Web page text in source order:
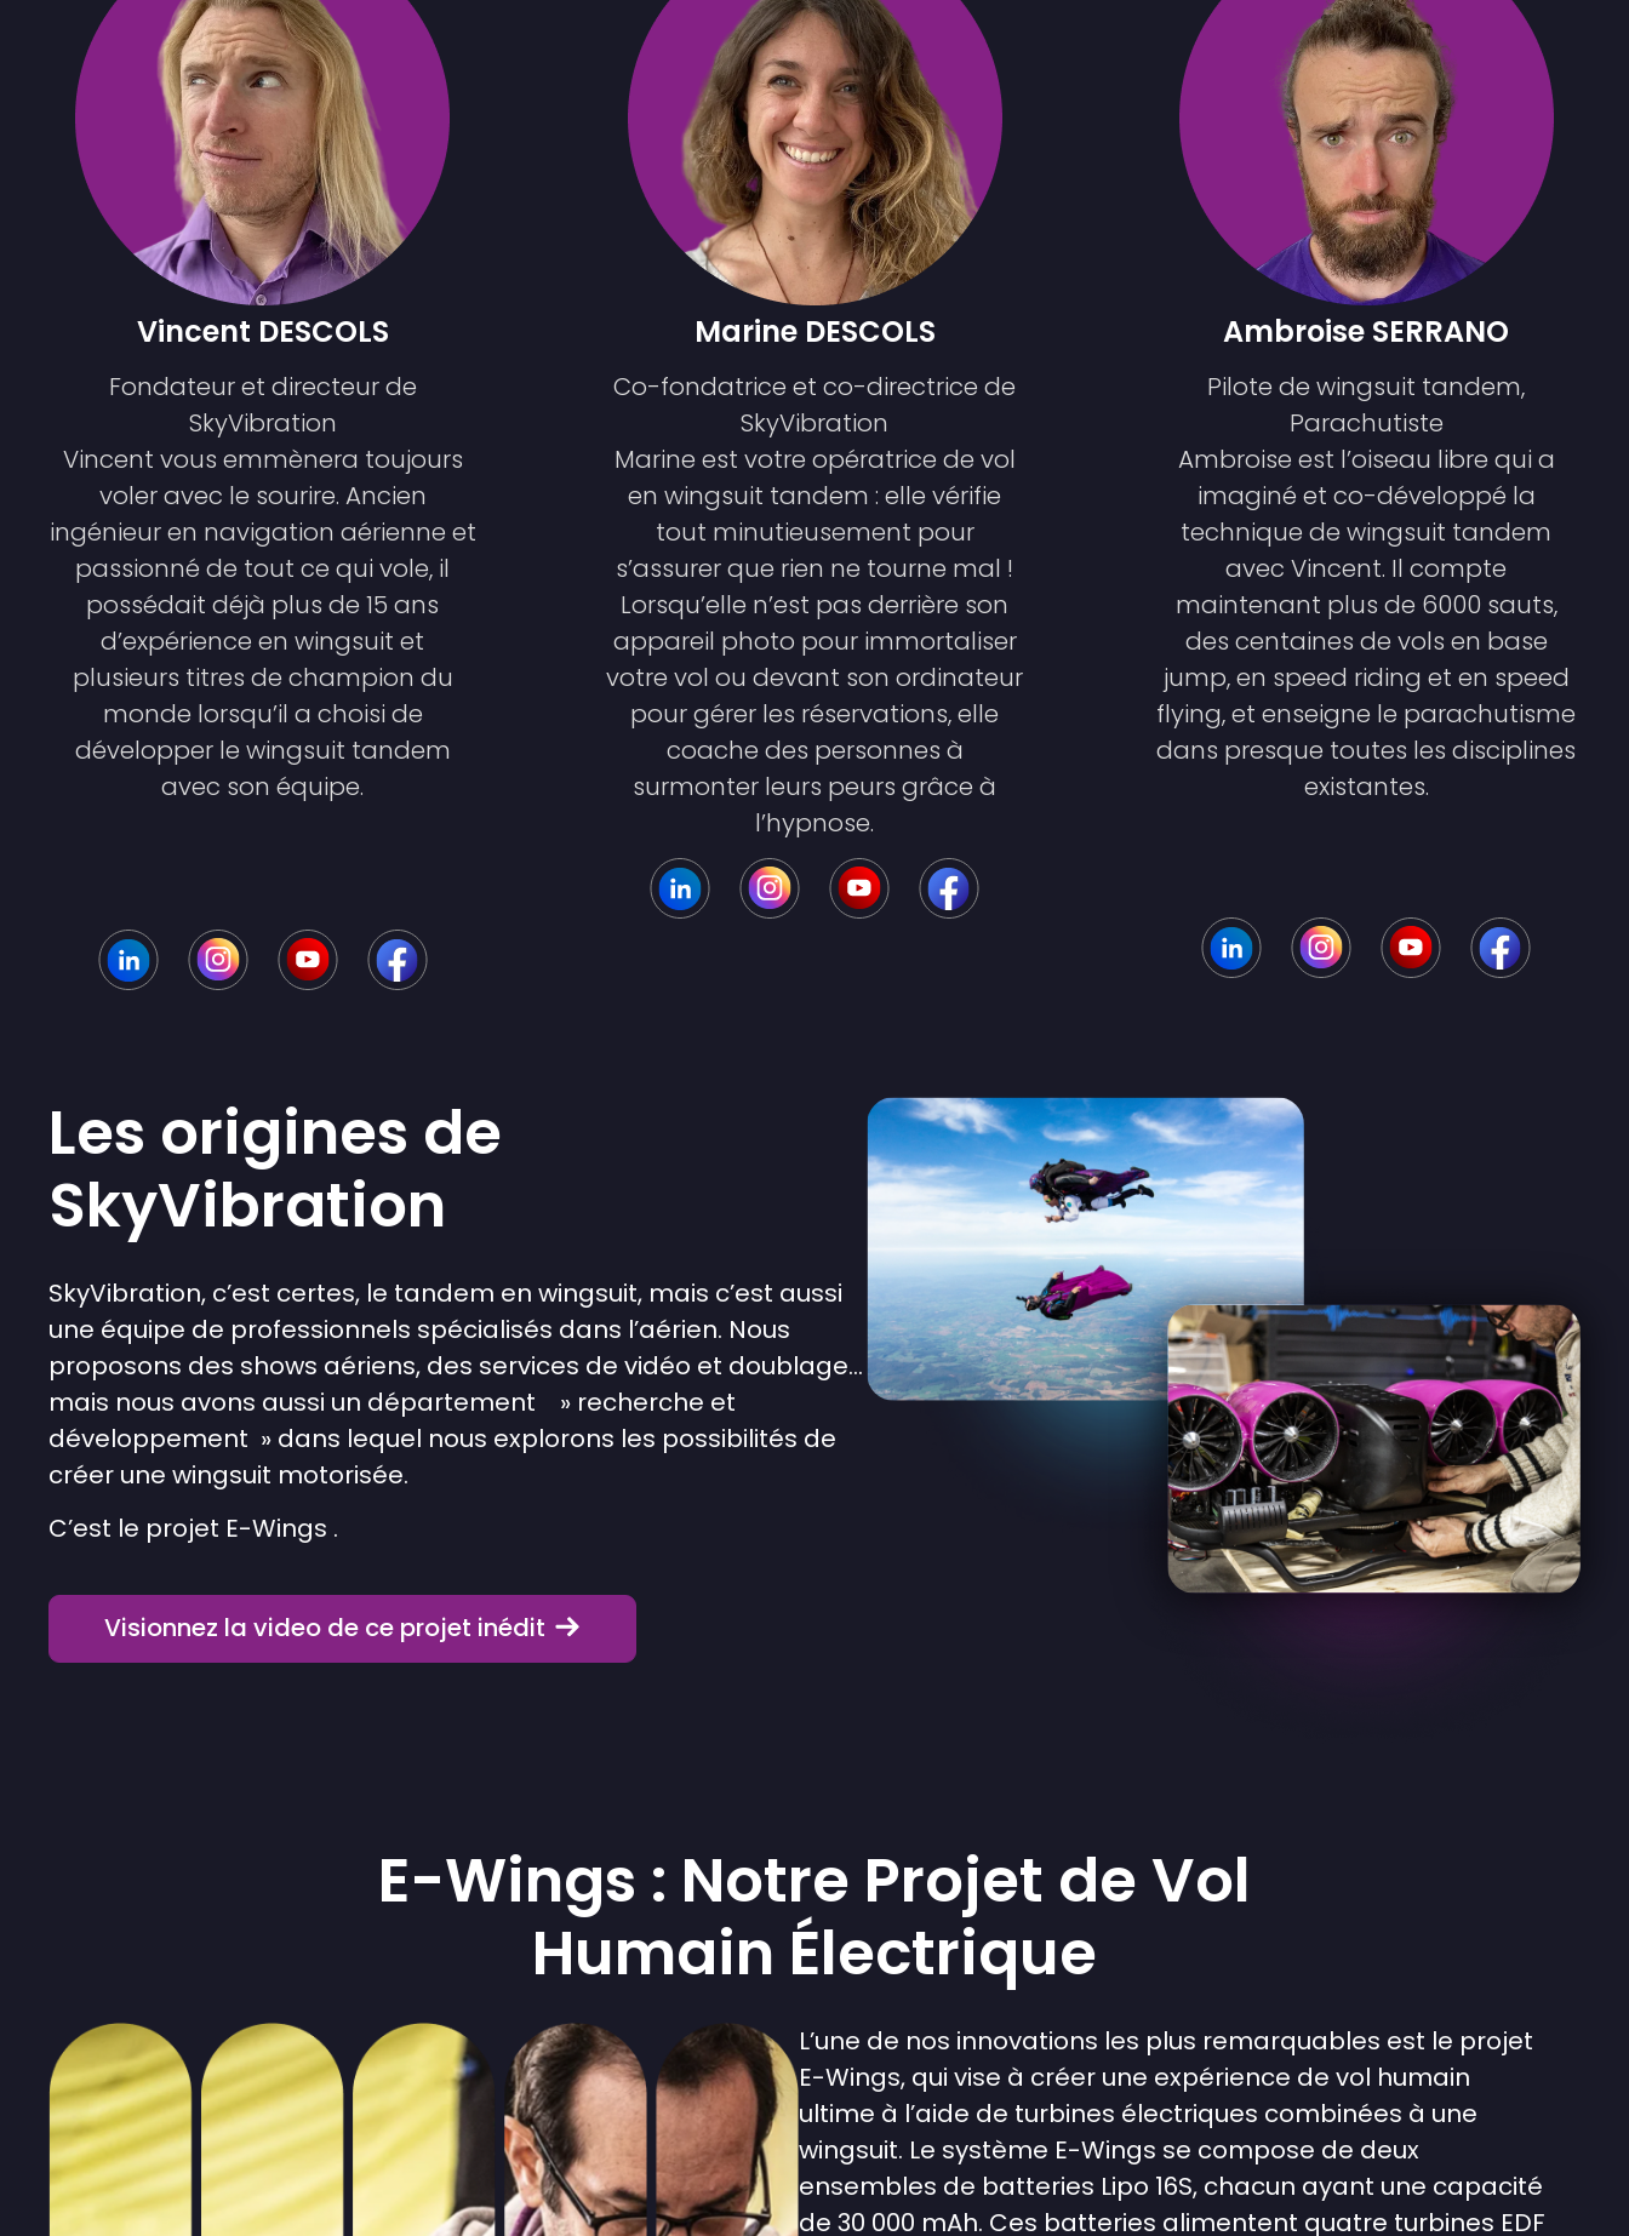
Vincent DESCOLS
Fondateur et directeur de
SkyVibration
Vincent vous emmènera toujours
voler avec le sourire. Ancien
ingénieur en navigation aérienne et
passionné de tout ce qui vole, il
possédait déjà plus de 15 ans
d’expérience en wingsuit et
plusieurs titres de champion du
monde lorsqu’il a choisi de
développer le wingsuit tandem
avec son équipe.
Marine DESCOLS
Co-fondatrice et co-directrice de
SkyVibration
Marine est votre opératrice de vol
en wingsuit tandem : elle vérifie
tout minutieusement pour
s’assurer que rien ne tourne mal !
Lorsqu’elle n’est pas derrière son
appareil photo pour immortaliser
votre vol ou devant son ordinateur
pour gérer les réservations, elle
coache des personnes à
surmonter leurs peurs grâce à
l’hypnose.
Ambroise SERRANO
Pilote de wingsuit tandem,
Parachutiste
Ambroise est l’oiseau libre qui a
imaginé et co-développé la
technique de wingsuit tandem
avec Vincent. Il compte
maintenant plus de 6000 sauts,
des centaines de vols en base
jump, en speed riding et en speed
flying, et enseigne le parachutisme
dans presque toutes les disciplines
existantes.
Les origines de
SkyVibration
SkyVibration, c’est certes, le tandem en wingsuit, mais c’est aussi
une équipe de professionnels spécialisés dans l’aérien. Nous
proposons des shows aériens, des services de vidéo et doublage…
mais nous avons aussi un département » recherche et
développement » dans lequel nous explorons les possibilités de
créer une wingsuit motorisée.
C’est le projet E-Wings .
Visionnez la video de ce projet inédit
E-Wings : Notre Projet de Vol
Humain Électrique
L’une de nos innovations les plus remarquables est le projet
E-Wings, qui vise à créer une expérience de vol humain
ultime à l’aide de turbines électriques combinées à une
wingsuit. Le système E-Wings se compose de deux
ensembles de batteries Lipo 16S, chacun ayant une capacité
de 30 000 mAh. Ces batteries alimentent quatre turbines EDF